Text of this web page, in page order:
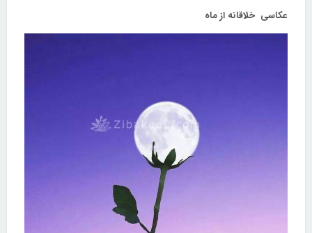
عکاسی خلاقانه از ماه